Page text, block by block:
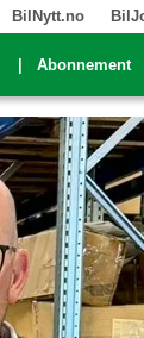
BilNytt.no
Abonnement